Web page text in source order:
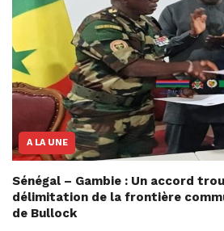
A LA UNE
Sénégal – Gambie : Un accord
délimitation de la frontière
de Bullock